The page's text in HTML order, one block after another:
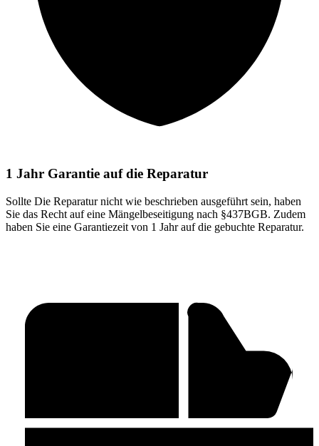
1 Jahr Garantie auf die Reparatur
Sollte Die Reparatur nicht wie beschrieben ausgeführt sein, haben
Sie das Recht auf eine Mängelbeseitigung nach §437BGB. Zudem
haben Sie eine Garantiezeit von 1 Jahr auf die gebuchte Reparatur.